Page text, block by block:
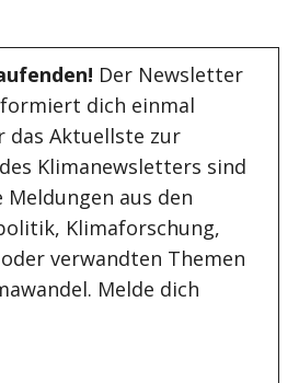
Der Newsletter
dich einmal
das Aktuellste zur
Klimanewsletters sind
aus den
Klimaforschung,
verwandten Themen
Melde dich